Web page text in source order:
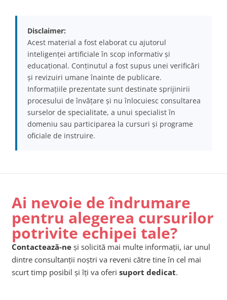
Disclaimer:
Acest material a fost elaborat cu ajutorul
inteligenței artificiale în scop informativ și
educațional. Conținutul a fost supus unei verificări
și revizuiri umane înainte de publicare.
Informațiile prezentate sunt destinate sprijinirii
procesului de învățare și nu înlocuiesc consultarea
surselor de specialitate, a unui specialist în
domeniu sau participarea la cursuri și programe
oficiale de instruire.
Ai nevoie de îndrumare
pentru alegerea cursurilor
potrivite echipei tale?
Contactează-ne și solicită mai multe informații, iar unul
dintre consultanții noștri va reveni către tine în cel mai
scurt timp posibil și îți va oferi suport dedicat.